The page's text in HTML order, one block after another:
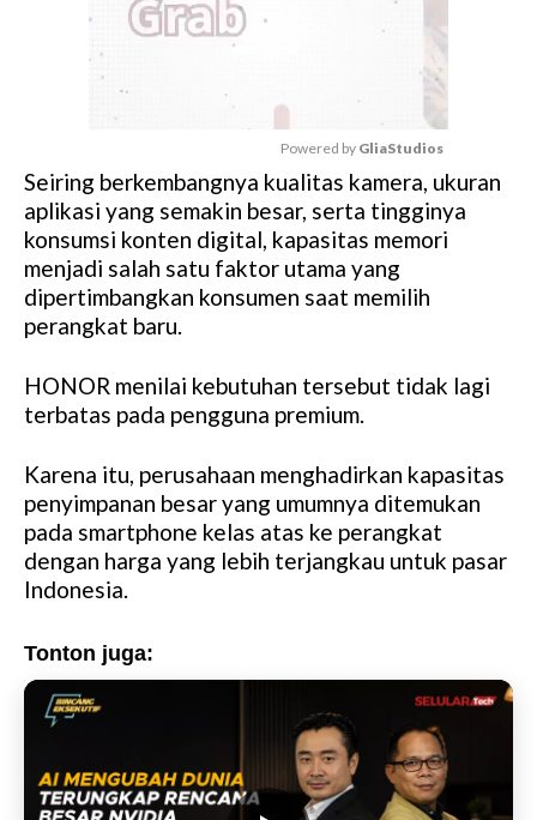
M
u
t
e
Powered by GliaStudios
Seiring berkembangnya kualitas kamera, ukuran
aplikasi yang semakin besar, serta tingginya
konsumsi konten digital, kapasitas memori
menjadi salah satu faktor utama yang
dipertimbangkan konsumen saat memilih
perangkat baru.
HONOR menilai kebutuhan tersebut tidak lagi
terbatas pada pengguna premium.
Karena itu, perusahaan menghadirkan kapasitas
penyimpanan besar yang umumnya ditemukan
pada smartphone kelas atas ke perangkat
dengan harga yang lebih terjangkau untuk pasar
Indonesia.
Tonton juga: